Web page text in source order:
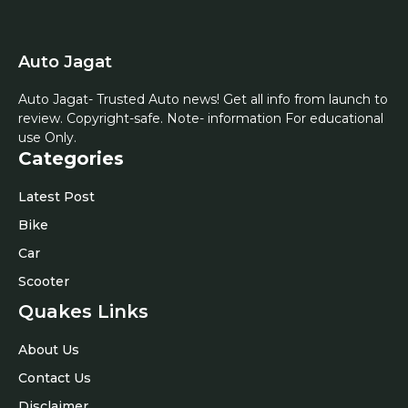
Auto Jagat
Auto Jagat- Trusted Auto news! Get all info from launch to
review. Copyright-safe. Note- information For educational
use Only.
Categories
Latest Post
Bike
Car
Scooter
Quakes Links
About Us
Contact Us